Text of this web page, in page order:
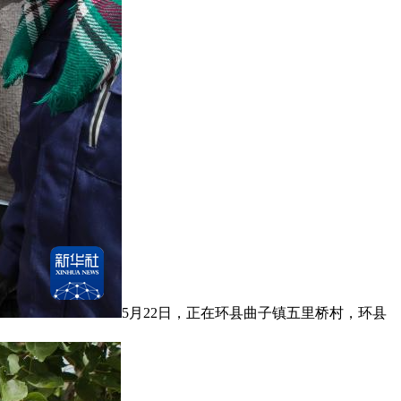
5月22日，正在环县曲子镇五里桥村，环县